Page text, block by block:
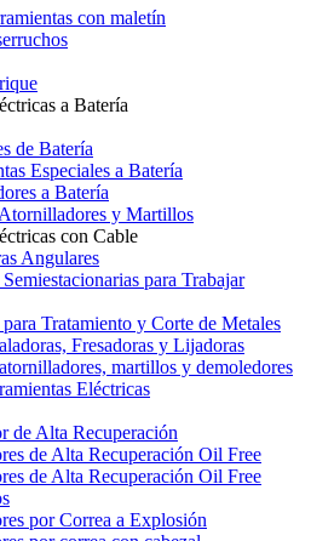
con maletín
a Batería
de Batería
Especiales a Batería
a Batería
y Martillos
con Cable
Angulares
para Trabajar
Tratamiento y Corte de Metales
Fresadoras y Lijadoras
martillos y demoledores
Eléctricas
de Alta Recuperación
de Alta Recuperación Oil Free
de Alta Recuperación Oil Free
por Correa a Explosión